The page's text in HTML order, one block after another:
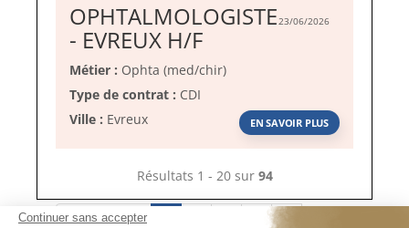
23/06/2026
OPHTALMOLOGISTE
- EVREUX H/F(Nouvelle
fenêtre)
Métier : Ophta (med/chir)
Type de contrat : CDI
Ville : Evreux EN SAVOIR PLUS
Résultats 1 - 20 sur 94
« Précédent
Continuer sans accepter